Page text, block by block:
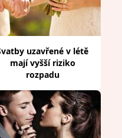
uzavřené v létě
mají vyšší riziko
rozpadu